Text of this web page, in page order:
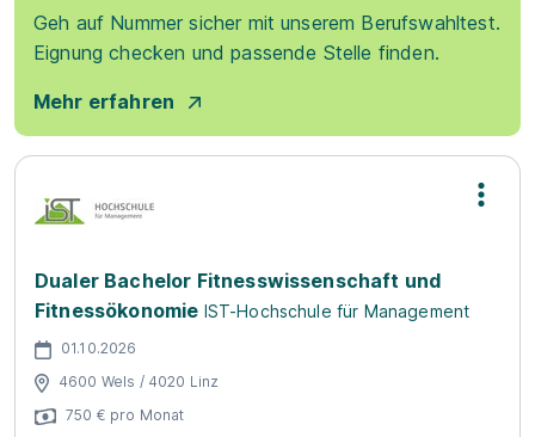
Geh auf Nummer sicher mit unserem Berufswahltest.
Eignung checken und passende Stelle finden.
Mehr erfahren
Dualer Bachelor Fitnesswissenschaft und
Fitnessökonomie IST-Hochschule für Management
01.10.2026
4600 Wels / 4020 Linz
750 € pro Monat